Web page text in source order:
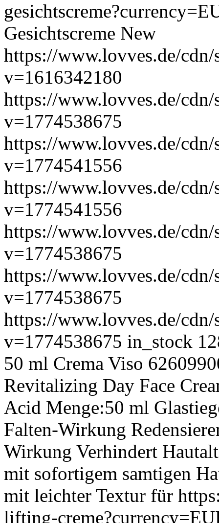
Gesichtscreme New
https://www.lovves.de/
v=1616342180
https://www.lovves.de/
v=1774538675
https://www.lovves.de/
v=1774541556
https://www.lovves.de/
v=1774541556
https://www.lovves.de/
v=1774538675
https://www.lovves.de/
v=1774538675
https://www.lovves.de/
v=1774538675 in_stock
50 ml Crema Viso
Revitalizing Day Face
Acid Menge:50 ml
Falten-Wirkung
Wirkung Verhindert
mit sofortigem samtigen
mit leichter Textur für
lifting-